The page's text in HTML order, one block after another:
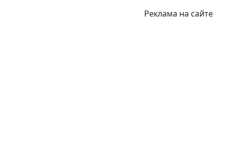
Реклама на сайте